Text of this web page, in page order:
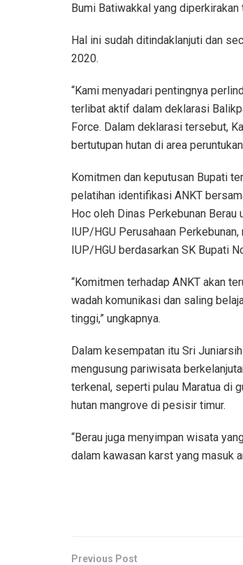
Bumi Batiwakkal yang
Hal ini sudah ditindaklanjuti dan
2020.
“Kami menyadari pentingnya
terlibat aktif dalam deklarasi
Force. Dalam deklarasi tersebut,
bertutupan hutan di area
Komitmen dan keputusan Bupati
pelatihan identifikasi ANKT
Hoc oleh Dinas Perkebunan
IUP/HGU Perusahaan
IUP/HGU berdasarkan SK Bupati
“Komitmen terhadap ANKT akan
wadah komunikasi dan saling
tinggi,” ungkapnya.
Dalam kesempatan itu Sri
mengusung pariwisata
terkenal, seperti pulau Maratua di
hutan mangrove di pesisir timur.
“Berau juga menyimpan wisata
dalam kawasan karst yang masuk
Previous Post